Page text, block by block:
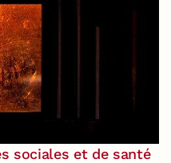
sociales et de santé